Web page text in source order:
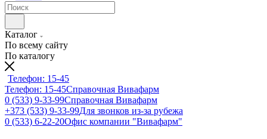
Каталог
По всему сайту
По каталогу
Телефон: 15-45
Телефон: 15-45Справочная Вивафарм
0 (533) 9-33-99Справочная Вивафарм
+373 (533) 9-33-99Для звонков из-за рубежа
0 (533) 6-22-20Офис компании "Вивафарм"